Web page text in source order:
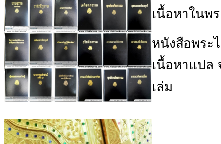
เนื้อหาในพ
หนังสือพระ
เนื้อหาแปล
เล่ม